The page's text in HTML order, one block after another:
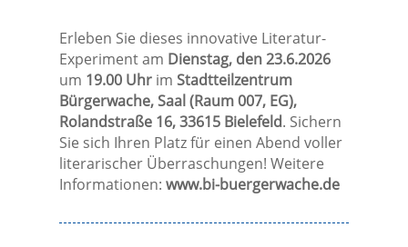
Erleben Sie dieses innovative Literatur-
Experiment am Dienstag, den 23.6.2026
um 19.00 Uhrim Stadtteilzentrum
Bürgerwache, Saal (Raum 007, EG),
Rolandstraße 16, 33615 Bielefeld. Sichern
Sie sich Ihren Platz für einen Abend voller
literarischer Überraschungen! Weitere
Informationen: www.bi-buergerwache.de